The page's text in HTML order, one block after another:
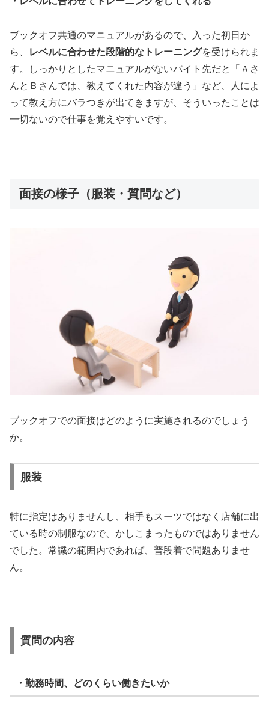
ブックオフ共通のマニュアルがあるので、入った初日か
ら、
レベルに合わせた段階的なトレーニングを受けられま
す。しっかりとしたマニュアルがないバイト先だと「Ａさ
んとＢさんでは、教えてくれた内容が違う」など、人によ
って教え方にバラつきが出てきますが、そういったことは
一切ないので仕事を覚えやすいです。
面接の様子（服装・質問など）
ブックオフでの面接はどのように実施されるのでしょう
か。
服装
特に指定はありませんし、相手もスーツではなく店舗に出
ている時の制服なので、かしこまったものではありません
でした。常識の範囲内であれば、普段着で問題ありませ
ん。
質問の内容
・勤務時間、どのくらい働きたいか